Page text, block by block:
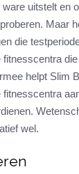
uitstelt en
Maar
die
fitnesscentra
helpt Slim
fitnesscentra
wel.